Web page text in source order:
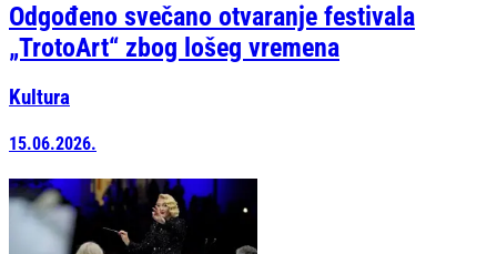
Odgođeno svečano otvaranje festivala
„TrotoArt“ zbog lošeg vremena
Kultura
15.06.2026.